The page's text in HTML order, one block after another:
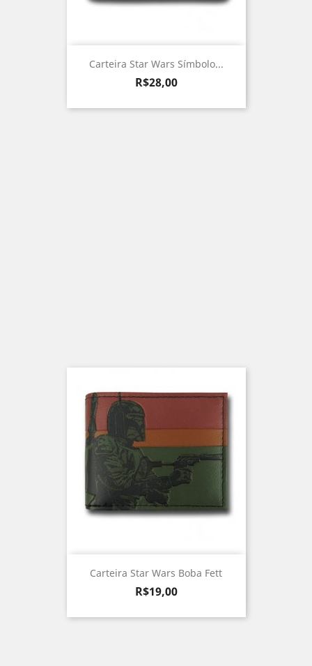
Carteira Star Wars Símbolo...
Preço
R$28,00
Carteira Star Wars Boba Fett
Preço
R$19,00